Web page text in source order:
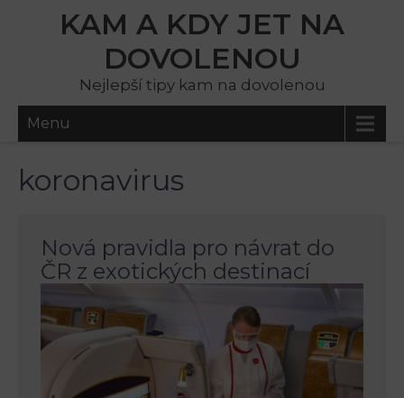
KAM A KDY JET NA
DOVOLENOU
Nejlepší tipy kam na dovolenou
Menu
koronavirus
Nová pravidla pro návrat do
ČR z exotických destinací